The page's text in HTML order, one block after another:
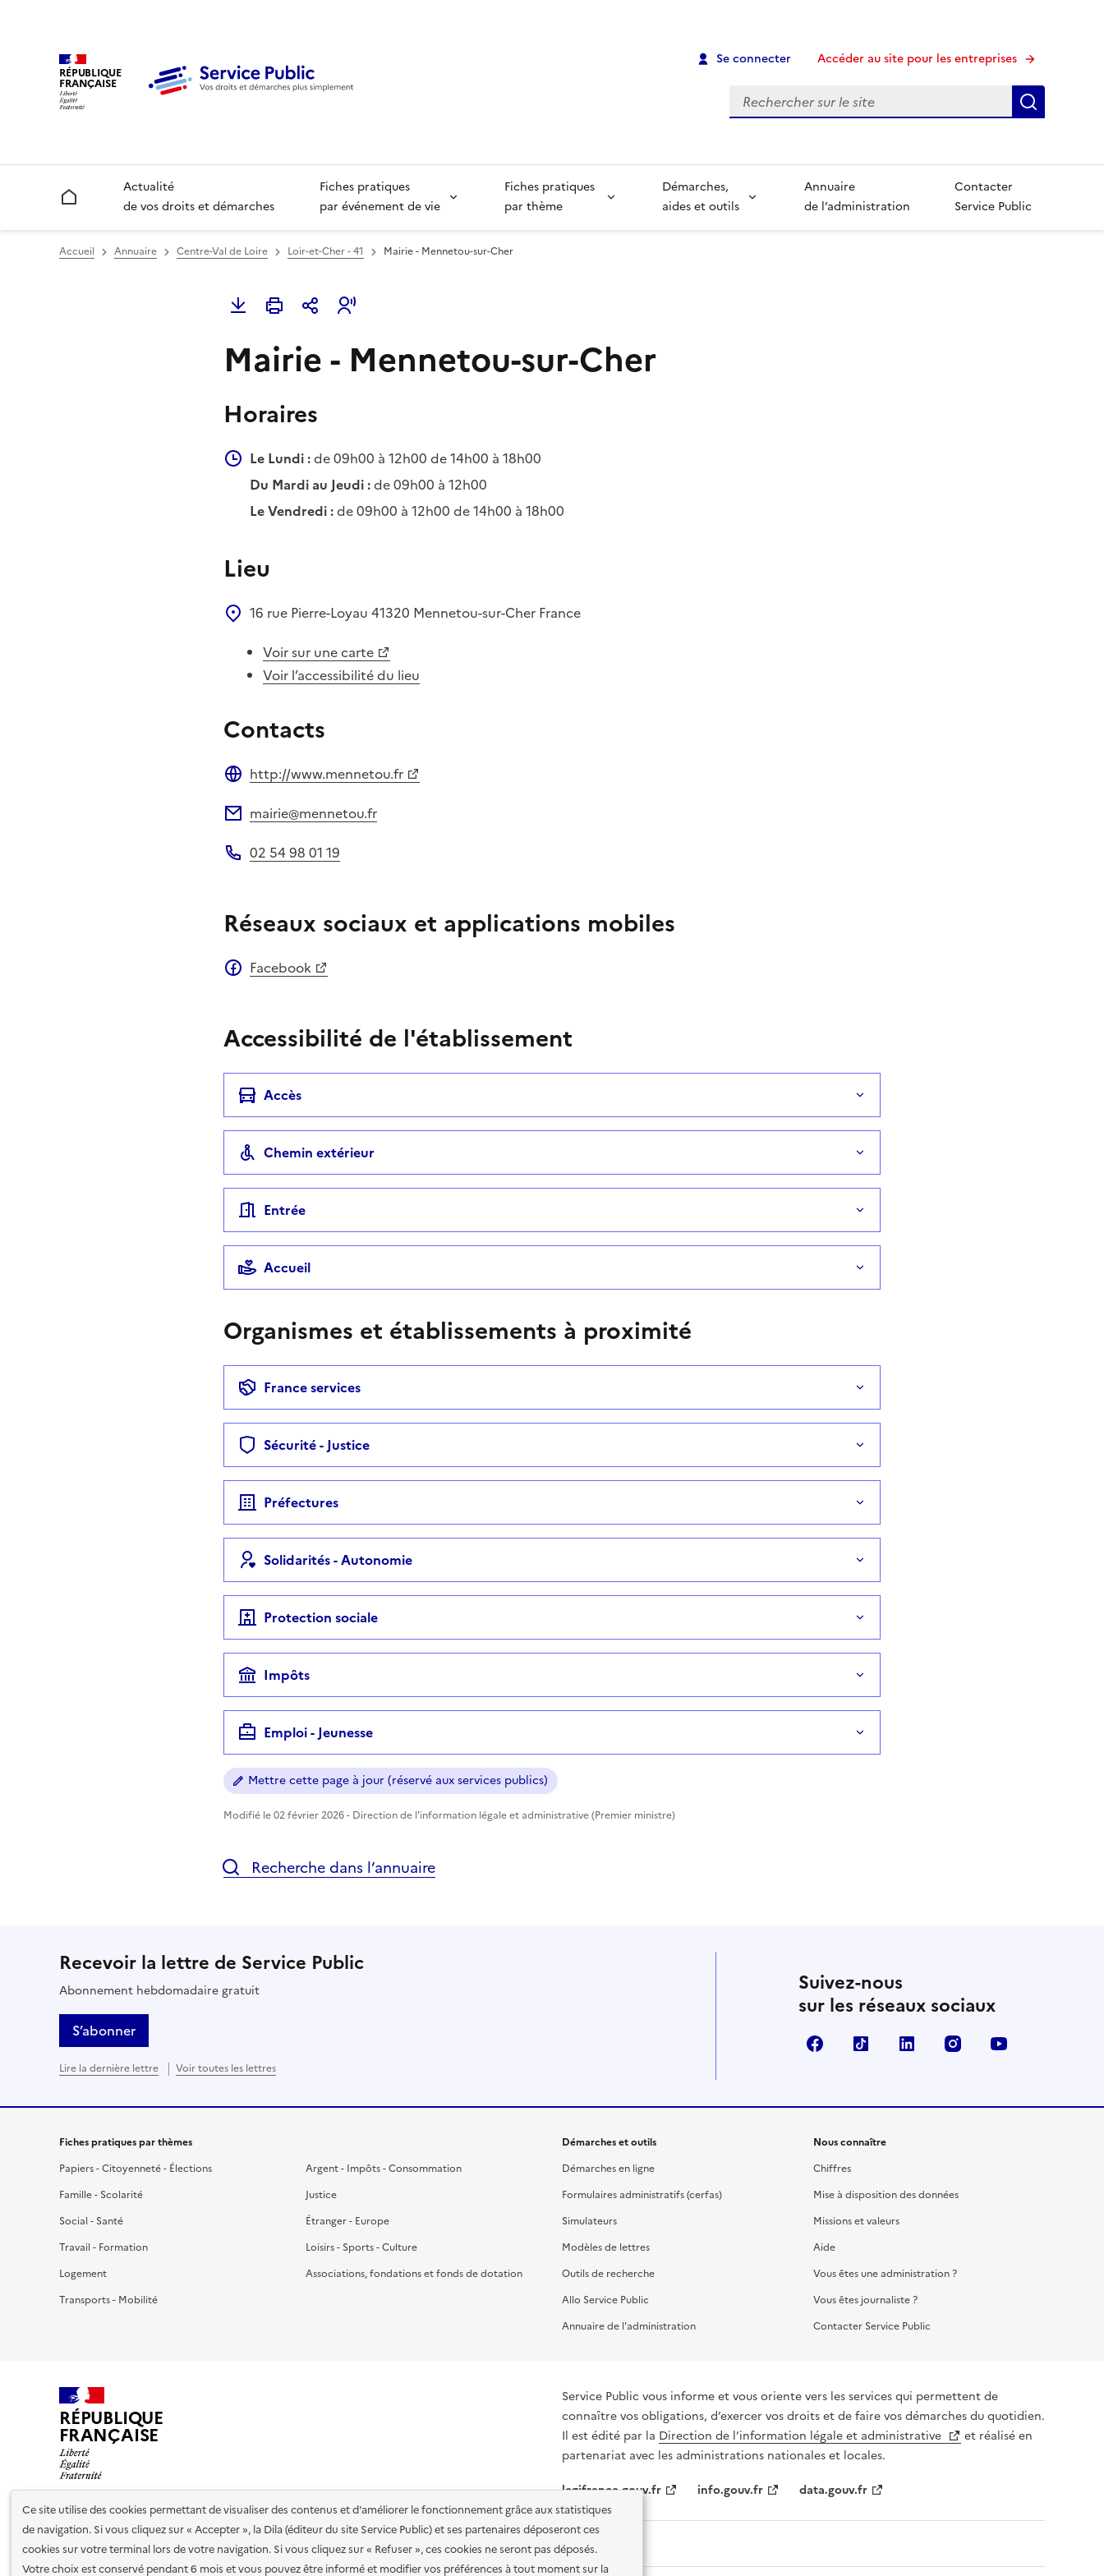
Ce site utilise des cookies permettant de visualiser des contenus et d'améliorer le fonctionnement grâce aux statistiques
de navigation. Si vous cliquez sur « Accepter », la Dila (éditeur du site Service Public) et ses partenaires déposeront ces
cookies sur votre terminal lors de votre navigation. Si vous cliquez sur « Refuser », ces cookies ne seront pas déposés.
Votre choix est conservé pendant 6 mois et vous pouvez être informé et modifier vos préférences à tout moment sur la
RÉPUBLIQUE
FRANÇAISE
Se connecter Accéder au site pour les entreprises
Recherche
Accueil
Actualité
de vos droits et démarches
Fiches pratiques
par événement de vie
Fiches pratiques
par thème
Démarches,
aides et outils
Annuaire
de l’administration
Contacter
Service Public
Accueil Annuaire Centre-Val de Loire Loir-et-Cher - 41 Mairie - Mennetou-sur-Cher
Mairie - Mennetou-sur-Cher
Horaires
Le Lundi :de 09h00 à 12h00 de 14h00 à 18h00
Du Mardi au Jeudi :de 09h00 à 12h00
Le Vendredi :de 09h00 à 12h00 de 14h00 à 18h00
Lieu
16 rue Pierre-Loyau 41320 Mennetou-sur-Cher France
Voir sur une carte
Voir l’accessibilité du lieu
Contacts
http://www.mennetou.fr
mairie@mennetou.fr
02 54 98 01 19
Réseaux sociaux et applications mobiles
Facebook
Accessibilité de l'établissement
Accès
Chemin extérieur
Entrée
Accueil
Organismes et établissements à proximité
France services
Sécurité - Justice
Préfectures
Solidarités - Autonomie
Protection sociale
Impôts
Emploi - Jeunesse
Mettre cette page à jour (réservé aux services publics)
Modifié le 02 février 2026 - Direction de l'information légale et administrative (Premier ministre)
Recherche dans l’annuaire
Recevoir la lettre de Service Public
Abonnement hebdomadaire gratuit
S’abonner
Lire la dernière lettre Voir toutes les lettres
Suivez-nous
sur les réseaux sociaux
FacebookTikTok LinkedIn Instagram
Fiches pratiques par thèmes
Papiers - Citoyenneté - Élections
Famille - Scolarité
Social - Santé
Travail - Formation
Logement
Transports - Mobilité
Argent - Impôts - Consommation
Justice
Étranger - Europe
Loisirs - Sports - Culture
Associations, fondations et fonds de dotation
Démarches et outils
Démarches en ligne
Formulaires administratifs (cerfas)
Simulateurs
Modèles de lettres
Outils de recherche
Allo Service Public
Annuaire de l'administration
Nous connaître
Chiffres
Mise à disposition des données
Missions et valeurs
Aide
Vous êtes une administration ?
Vous êtes journaliste ?
Contacter Service Public
RÉPUBLIQUE
FRANÇAISE
Service Public vous informe et vous oriente vers les services qui permettent de
connaître vos obligations, d’exercer vos droits et de faire vos démarches du quotidien.
Il est édité par la Direction de l’information légale et administrative
et réalisé en
partenariat avec les administrations nationales et locales.
legifrance.gouv.fr
info.gouv.fr data.gouv.fr
Nos partenaires